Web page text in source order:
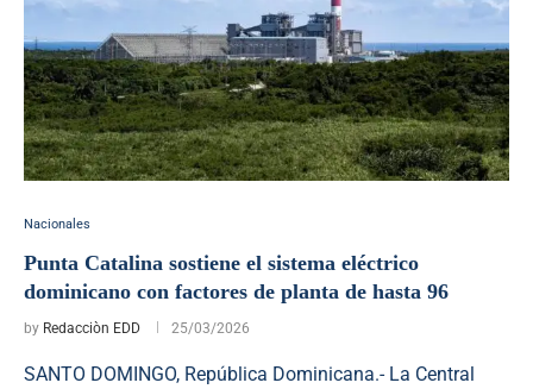
Nacionales
Punta Catalina sostiene el sistema eléctrico
dominicano con factores de planta de hasta 96
by Redacciòn EDD 25/03/2026
SANTO DOMINGO, República Dominicana.- La Central